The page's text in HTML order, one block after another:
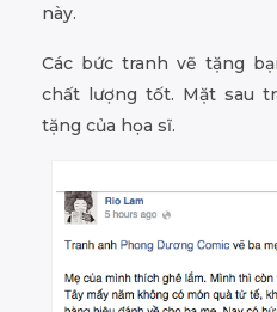
này.
Các bức tranh vẽ tặng
chất lượng tốt. Mặt sau
tặng của họa sĩ.